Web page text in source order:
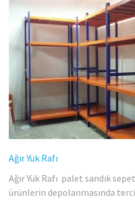
Ağır Yük Rafı
Ağır Yük Rafı palet sandık
ürünlerin depolanmasında